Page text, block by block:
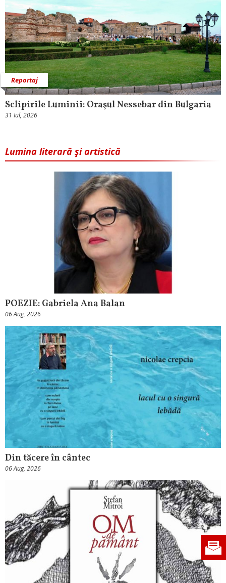
Reportaj
Sclipirile Luminii: Oraşul Nessebar din Bulgaria
31 Iul, 2026
Lumina literară şi artistică
POEZIE: Gabriela Ana Balan
06 Aug, 2026
Din tăcere în cântec
06 Aug, 2026